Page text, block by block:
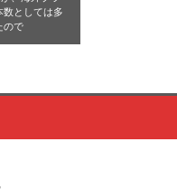
数としては多
ので